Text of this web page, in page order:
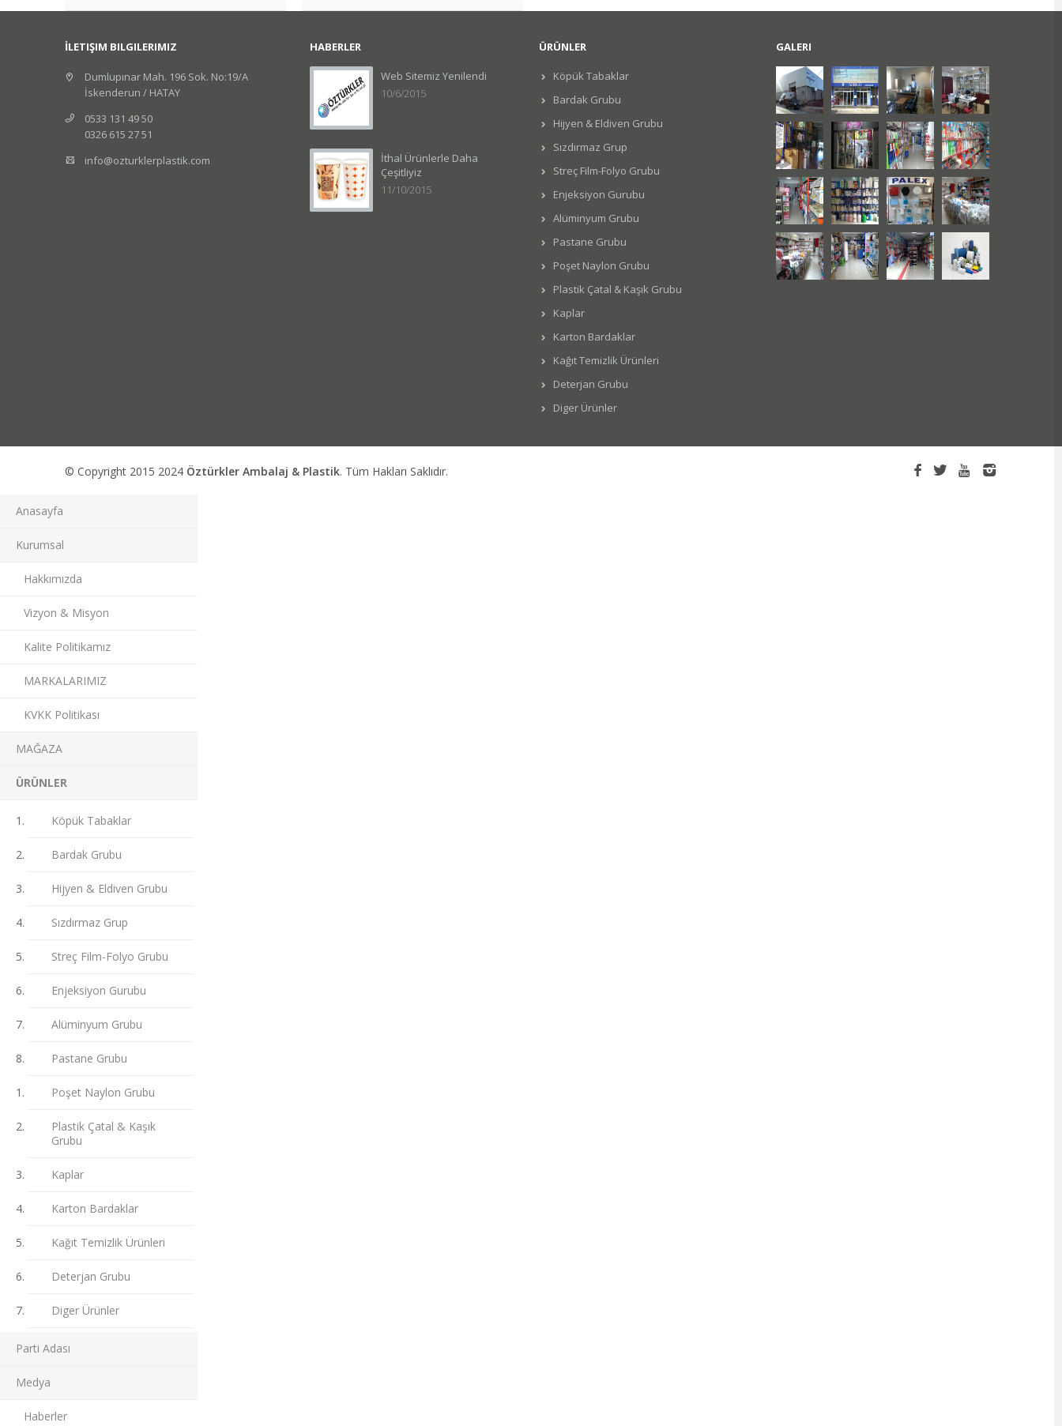
İLETIŞIM BILGILERIMIZ
Dumlupınar Mah. 196 Sok. No:19/A
İskenderun / HATAY
0533 131 49 50
0326 615 27 51
info@ozturklerplastik.com
HABERLER
Web Sitemiz Yenilendi
10/6/2015
İthal Ürünlerle Daha
Çeşitliyiz
11/10/2015
ÜRÜNLER
Köpük Tabaklar
Bardak Grubu
Hijyen & Eldiven Grubu
Sızdırmaz Grup
Streç Film-Folyo Grubu
Enjeksiyon Gurubu
Alüminyum Grubu
Pastane Grubu
Poşet Naylon Grubu
Plastik Çatal & Kaşık Grubu
Kaplar
Karton Bardaklar
Kağıt Temizlik Ürünleri
Deterjan Grubu
Diger Ürünler
GALERI
© Copyright 2015 2024 Öztürkler Ambalaj & Plastik. Tüm Hakları Saklıdır.
Anasayfa
Kurumsal
Hakkımızda
Vizyon & Misyon
Kalite Politikamız
MARKALARIMIZ
KVKK Politikası
MAĞAZA
ÜRÜNLER
Köpük Tabaklar
Bardak Grubu
Hijyen & Eldiven Grubu
Sızdırmaz Grup
Streç Film-Folyo Grubu
Enjeksiyon Gurubu
Alüminyum Grubu
Pastane Grubu
Poşet Naylon Grubu
Plastik Çatal & Kaşık
Grubu
Kaplar
Karton Bardaklar
Kağıt Temizlik Ürünleri
Deterjan Grubu
Diger Ürünler
Parti Adası
Medya
Haberler